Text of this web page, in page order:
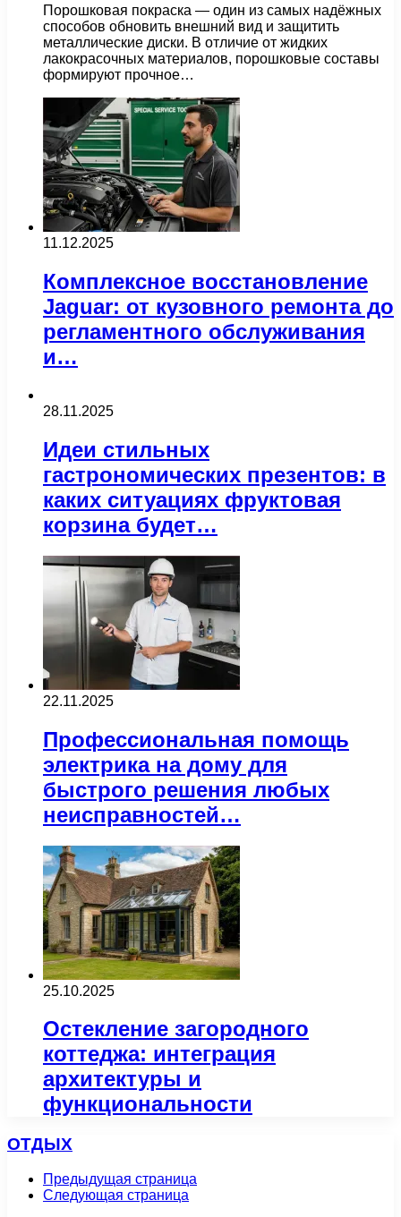
Порошковая покраска — один из самых надёжных
способов обновить внешний вид и защитить
металлические диски. В отличие от жидких
лакокрасочных материалов, порошковые составы
формируют прочное…
11.12.2025
Комплексное восстановление
Jaguar: от кузовного ремонта до
регламентного обслуживания
и…
28.11.2025
Идеи стильных
гастрономических презентов: в
каких ситуациях фруктовая
корзина будет…
22.11.2025
Профессиональная помощь
электрика на дому для
быстрого решения любых
неисправностей…
25.10.2025
Остекление загородного
коттеджа: интеграция
архитектуры и
функциональности
ОТДЫХ
Предыдущая страница
Следующая страница